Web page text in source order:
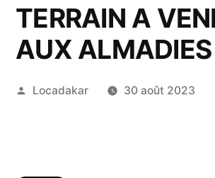
TERRAIN A
AUX ALMADIES
Publié
Locadakar 30 août 2023